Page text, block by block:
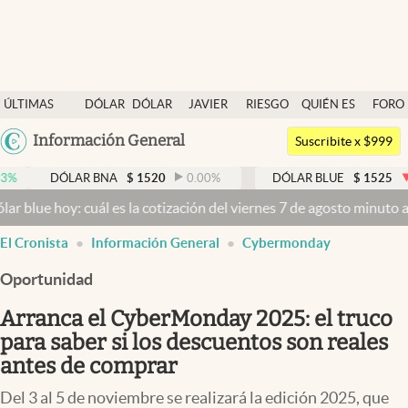
ÚLTIMAS
NOTICIAS
DÓLAR
DÓLAR
JAVIER
RIESGO
QUIÉN ES
QUIÉN
FORO
Argentina
México
Información General
Dólar
Members
Economía y Política
Finanzas y Mercados
Mercados Online
Negocios
Columnistas
Otras secciones
Suscribite x $999
BNA $ 1520 0.00% DÓLAR BLUE $ 1525 -0.33%
cuál es la cotización del viernes 7 de agosto minuto a minuto
El Cronista Información General Cybermonday
Oportunidad
Arranca el CyberMonday 2025: el truco
para saber si los descuentos son reales
antes de comprar
Del 3 al 5 de noviembre se realizará la edición 2025, que